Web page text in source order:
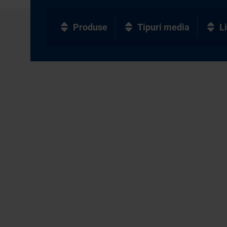
Produse Tipuri media